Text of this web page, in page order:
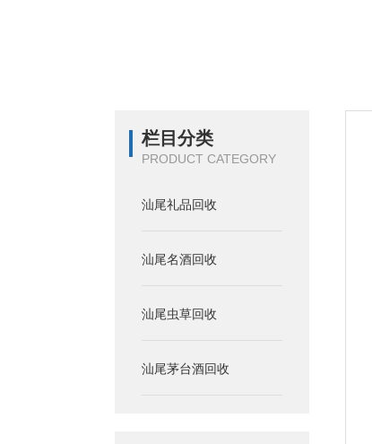
栏目分类
PRODUCT CATEGORY
汕尾礼品回收
汕尾名酒回收
汕尾虫草回收
汕尾茅台酒回收